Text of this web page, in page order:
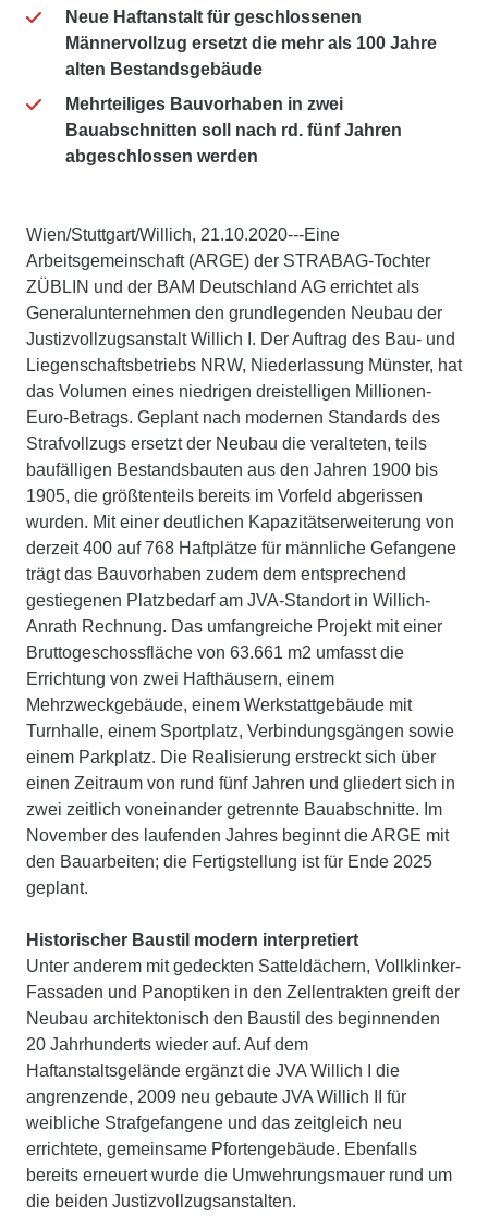
Neue Haftanstalt für geschlossenen
Männervollzug ersetzt die mehr als 100 Jahre
alten Bestandsgebäude
Mehrteiliges Bauvorhaben in zwei
Bauabschnitten soll nach rd. fünf Jahren
abgeschlossen werden
Wien/Stuttgart/Willich, 21.10.2020---Eine
Arbeitsgemeinschaft (ARGE) der STRABAG-Tochter
ZÜBLIN und der BAM Deutschland AG errichtet als
Generalunternehmen den grundlegenden Neubau der
Justizvollzugsanstalt Willich I. Der Auftrag des Bau- und
Liegenschaftsbetriebs NRW, Niederlassung Münster, hat
das Volumen eines niedrigen dreistelligen Millionen-
Euro-Betrags. Geplant nach modernen Standards des
Strafvollzugs ersetzt der Neubau die veralteten, teils
baufälligen Bestandsbauten aus den Jahren 1900 bis
1905, die größtenteils bereits im Vorfeld abgerissen
wurden. Mit einer deutlichen Kapazitätserweiterung von
derzeit 400 auf 768 Haftplätze für männliche Gefangene
trägt das Bauvorhaben zudem dem entsprechend
gestiegenen Platzbedarf am JVA-Standort in Willich-
Anrath Rechnung. Das umfangreiche Projekt mit einer
Bruttogeschossfläche von 63.661 m2 umfasst die
Errichtung von zwei Hafthäusern, einem
Mehrzweckgebäude, einem Werkstattgebäude mit
Turnhalle, einem Sportplatz, Verbindungsgängen sowie
einem Parkplatz. Die Realisierung erstreckt sich über
einen Zeitraum von rund fünf Jahren und gliedert sich in
zwei zeitlich voneinander getrennte Bauabschnitte. Im
November des laufenden Jahres beginnt die ARGE mit
den Bauarbeiten; die Fertigstellung ist für Ende 2025
geplant.
Historischer Baustil modern interpretiert
Unter anderem mit gedeckten Satteldächern, Vollklinker-
Fassaden und Panoptiken in den Zellentrakten greift der
Neubau architektonisch den Baustil des beginnenden
20 Jahrhunderts wieder auf. Auf dem
Haftanstaltsgelände ergänzt die JVA Willich I die
angrenzende, 2009 neu gebaute JVA Willich II für
weibliche Strafgefangene und das zeitgleich neu
errichtete, gemeinsame Pfortengebäude. Ebenfalls
bereits erneuert wurde die Umwehrungsmauer rund um
die beiden Justizvollzugsanstalten.